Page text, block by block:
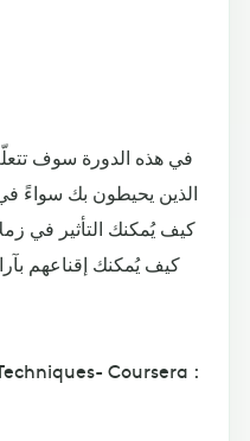
في هذه الدورة سوف
الذين يحيطون بك سواءً
كيف يُمكنك التأثير في
كيف يُمكنك إقناعهم
Coursera :